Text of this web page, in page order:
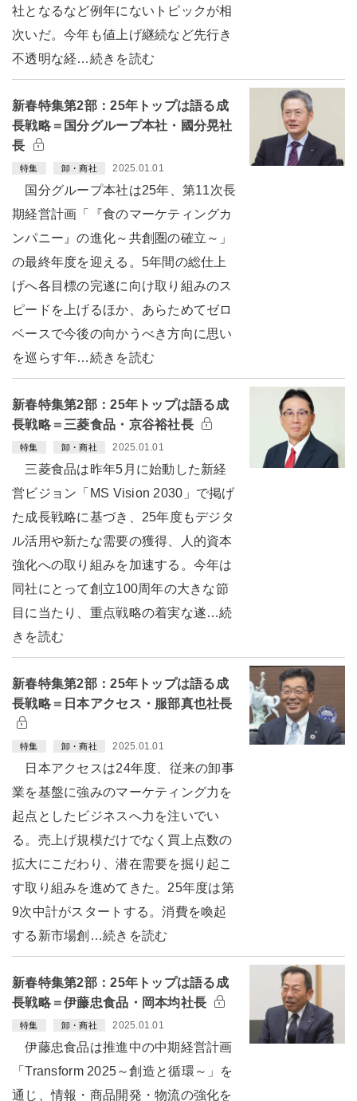
社となるなど例年にないトピックが相
次いだ。今年も値上げ継続など先行き
不透明な経…続きを読む
新春特集第2部：25年トップは語る成
長戦略＝国分グループ本社・國分晃社
長
特集 卸・商社 2025.01.01
国分グループ本社は25年、第11次長
期経営計画「『食のマーケティングカ
ンパニー』の進化～共創圏の確立～」
の最終年度を迎える。5年間の総仕上
げへ各目標の完遂に向け取り組みのス
ピードを上げるほか、あらためてゼロ
ベースで今後の向かうべき方向に思い
を巡らす年…続きを読む
新春特集第2部：25年トップは語る成
長戦略＝三菱食品・京谷裕社長
特集 卸・商社 2025.01.01
三菱食品は昨年5月に始動した新経
営ビジョン「MS Vision 2030」で掲げ
た成長戦略に基づき、25年度もデジタ
ル活用や新たな需要の獲得、人的資本
強化への取り組みを加速する。今年は
同社にとって創立100周年の大きな節
目に当たり、重点戦略の着実な遂…続
きを読む
新春特集第2部：25年トップは語る成
長戦略＝日本アクセス・服部真也社長
特集 卸・商社 2025.01.01
日本アクセスは24年度、従来の卸事
業を基盤に強みのマーケティング力を
起点としたビジネスへ力を注いでい
る。売上げ規模だけでなく買上点数の
拡大にこだわり、潜在需要を掘り起こ
す取り組みを進めてきた。25年度は第
9次中計がスタートする。消費を喚起
する新市場創…続きを読む
新春特集第2部：25年トップは語る成
長戦略＝伊藤忠食品・岡本均社長
特集 卸・商社 2025.01.01
伊藤忠食品は推進中の中期経営計画
「Transform 2025～創造と循環～」を
通じ、情報・商品開発・物流の強化を